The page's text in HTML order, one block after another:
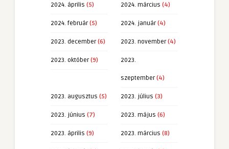
2024. április (5) 2024. március (4)
2024. február(5) 2024. január(4)
2023. december(6) 2023. november(4)
2023. október(9) 2023.
szeptember(4)
2023. augusztus (5) 2023. július (3)
2023. június (7) 2023. május (6)
2023. április (9) 2023. március (8)